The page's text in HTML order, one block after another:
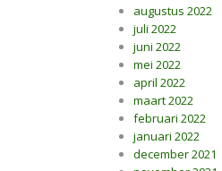
augustus 2022
juli 2022
juni 2022
mei 2022
april 2022
maart 2022
februari 2022
januari 2022
december 2021